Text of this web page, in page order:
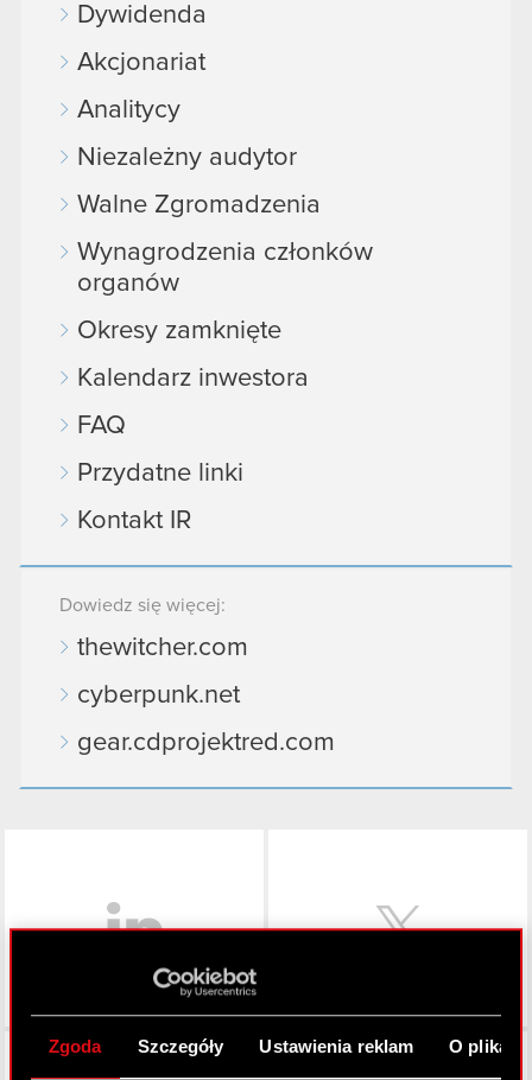
Zgoda Szczegóły Ustawienia reklam O
Dywidenda
Akcjonariat
Analitycy
Niezależny audytor
Walne Zgromadzenia
Wynagrodzenia członków
organów
Okresy zamknięte
Kalendarz inwestora
FAQ
Przydatne linki
Kontakt IR
Dowiedz się więcej:
thewitcher.com
cyberpunk.net
gear.cdprojektred.com
Facebook